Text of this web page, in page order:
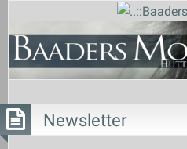
Newsletter